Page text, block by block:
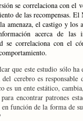
se correlaciona con el
de las recompensas.
amenaza, el castigo y los
acerca de las
se correlaciona con el
que este estudio sólo
cerebro es
es un ente estático,
para encontrar patrones
función de la forma de